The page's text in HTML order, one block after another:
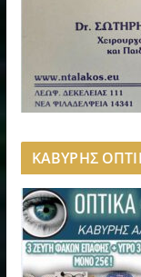
ΚΑΒΥΡΗΣ